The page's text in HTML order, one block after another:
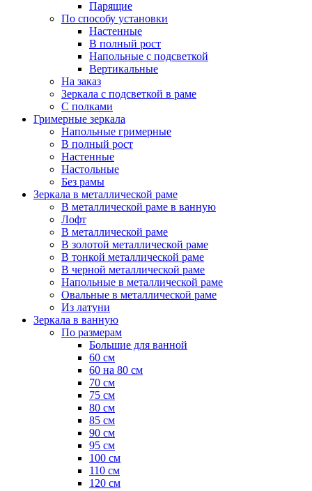
Парящие
По способу установки
Настенные
В полный рост
Напольные с подсветкой
Вертикальные
На заказ
Зеркала с подсветкой в раме
С полками
Гримерные зеркала
Напольные гримерные
В полный рост
Настенные
Настольные
Без рамы
Зеркала в металлической раме
В металлической раме в ванную
Лофт
В металлической раме
В золотой металлической раме
В тонкой металлической раме
В черной металлической раме
Напольные в металлической раме
Овальные в металлической раме
Из латуни
Зеркала в ванную
По размерам
Большие для ванной
60 см
60 на 80 см
70 см
75 см
80 см
85 см
90 см
95 см
100 см
110 см
120 см